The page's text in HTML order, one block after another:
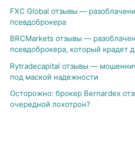
FXC Global отзывы —
псевдоброкера
BRCMarkets отзывы —
псевдоброкера, который крадет
Rytradecapital отзывы —
под маской надежности
Осторожно: брокер Bernardex
очередной лохотрон?